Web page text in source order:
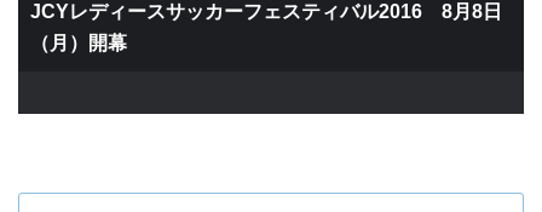
JCYレディースサッカーフェスティバル2016 8月8日
（月）開幕